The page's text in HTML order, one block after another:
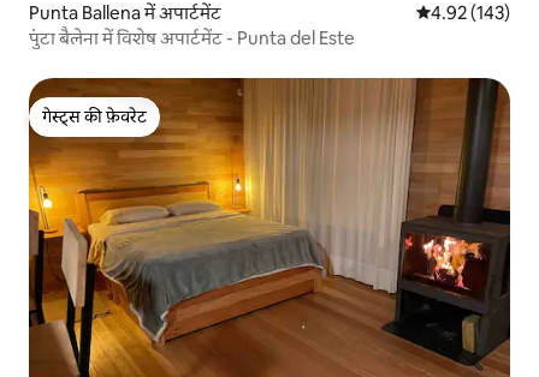
Punta Ballena में अपार्टमेंट औसत रेटिंग 5 में से
4.92 (143)
पुंटा बैलेना में विशेष अपार्टमेंट - Punta del Este
गेस्ट्स की फ़ेवरेट
गेस्ट्स की फ़ेवरेट